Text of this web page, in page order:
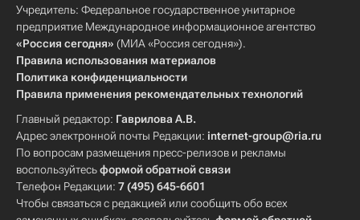
Учредитель: Федеральное государственное унитарное
предприятие Международное информационное агентство
«Россия сегодня» (МИА «Россия сегодня»).
Правила использования материалов
Политика конфиденциальности
Правила применения рекомендательных технологий
Главный редактор: Гаврилова А.В.
Адрес электронной почты Редакции: internet-group@ria.ru
По вопросам размещения пресс-релизов и рекламы
воспользуйтесьформой обратной связи
Телефон Редакции: 7 (495) 645-6601
Чтобы связаться с редакцией или сообщить обо всех